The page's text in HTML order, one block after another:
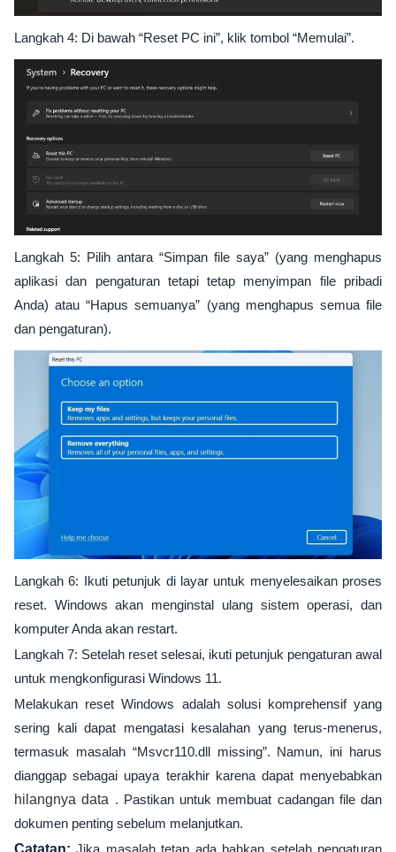
Langkah 4: Di bawah “Reset PC ini”, klik tombol “Memulai”.
Langkah 5: Pilih antara “Simpan file saya” (yang menghapus
aplikasi dan pengaturan tetapi tetap menyimpan file pribadi
Anda) atau “Hapus semuanya” (yang menghapus semua file
dan pengaturan).
Langkah 6: Ikuti petunjuk di layar untuk menyelesaikan proses
reset. Windows akan menginstal ulang sistem operasi, dan
komputer Anda akan restart.
Langkah 7: Setelah reset selesai, ikuti petunjuk pengaturan awal
untuk mengkonfigurasi Windows 11.
Melakukan reset Windows adalah solusi komprehensif yang
sering kali dapat mengatasi kesalahan yang terus-menerus,
termasuk masalah “Msvcr110.dll missing”. Namun, ini harus
dianggap sebagai upaya terakhir karena dapat menyebabkan
hilangnya data . Pastikan untuk membuat cadangan file dan
dokumen penting sebelum melanjutkan.
Catatan: Jika masalah tetap ada bahkan setelah pengaturan